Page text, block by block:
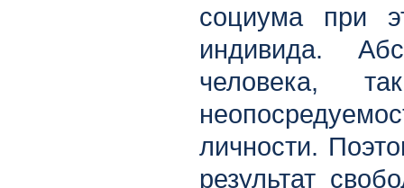
социума при
индивида.
человека,
личности.
результат